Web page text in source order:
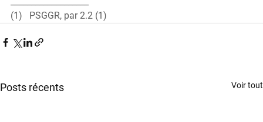
(1)   PSGGR, par 2.2 (1)
Posts récents Voir tout